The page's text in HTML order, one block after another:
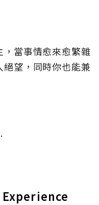
當事情愈來愈繁雜
望，同時你也能兼